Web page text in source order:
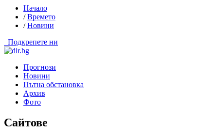
Начало
/Времето
/Новини
Подкрепете ни
Прогнози
Новини
Пътна обстановка
Архив
Фото
Сайтове